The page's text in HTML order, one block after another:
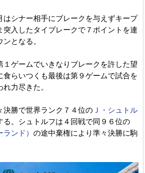
はシナー相手にブレークを与えずキープ
突入したタイブレークで７ポイントを連
となる。
１ゲームでいきなりブレークを許した望
食らいつくも最後は第９ゲームで試合を
力尽きた。
決勝で世界ランク７４位の Ｊ・シュトル
る。シュトルフは４回戦で同９６位の
ンド） の途中棄権により準々決勝に駒